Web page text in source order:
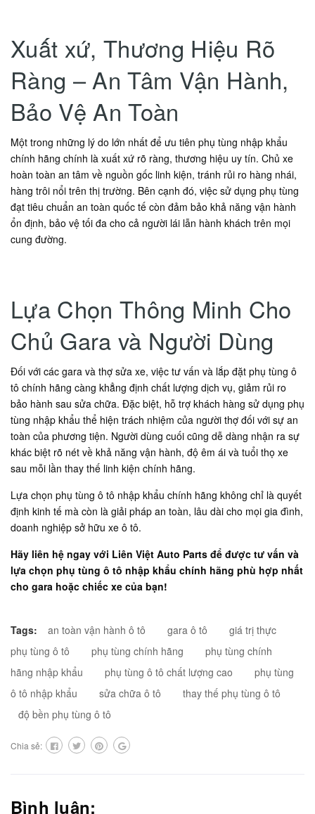
Xuất xứ, Thương Hiệu Rõ
Ràng – An Tâm Vận Hành,
Bảo Vệ An Toàn
Một trong những lý do lớn nhất để ưu tiên phụ tùng nhập khẩu
chính hãng chính là xuất xứ rõ ràng, thương hiệu uy tín. Chủ xe
hoàn toàn an tâm về nguồn gốc linh kiện, tránh rủi ro hàng nhái,
hàng trôi nổi trên thị trường. Bên cạnh đó, việc sử dụng phụ tùng
đạt tiêu chuẩn an toàn quốc tế còn đảm bảo khả năng vận hành
ổn định, bảo vệ tối đa cho cả người lái lẫn hành khách trên mọi
cung đường.
Lựa Chọn Thông Minh Cho
Chủ Gara và Người Dùng
Đối với các gara và thợ sửa xe, việc tư vấn và lắp đặt phụ tùng ô
tô chính hãng càng khẳng định chất lượng dịch vụ, giảm rủi ro
bảo hành sau sửa chữa. Đặc biệt, hỗ trợ khách hàng sử dụng phụ
tùng nhập khẩu thể hiện trách nhiệm của người thợ đối với sự an
toàn của phương tiện. Người dùng cuối cũng dễ dàng nhận ra sự
khác biệt rõ nét về khả năng vận hành, độ êm ái và tuổi thọ xe
sau mỗi lần thay thế linh kiện chính hãng.
Lựa chọn phụ tùng ô tô nhập khẩu chính hãng không chỉ là quyết
định kinh tế mà còn là giải pháp an toàn, lâu dài cho mọi gia đình,
doanh nghiệp sở hữu xe ô tô.
Hãy liên hệ ngay với Liên Việt Auto Parts để được tư vấn và
lựa chọn phụ tùng ô tô nhập khẩu chính hãng phù hợp nhất
cho gara hoặc chiếc xe của bạn!
Tags: an toàn vận hành ô tô gara ô tô
giá trị thực
phụ tùng ô tô
phụ tùng chính hãng
phụ tùng chính
hãng nhập khẩu
phụ tùng ô tô chất lượng cao
phụ tùng
ô tô nhập khẩu
sửa chữa ô tô
thay thế phụ tùng ô tô
độ bền phụ tùng ô tô
Chia sẻ:
Bình luận: